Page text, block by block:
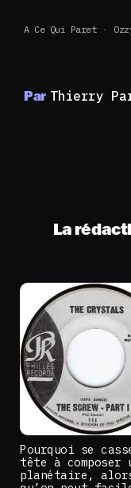
A Ce Qui Paret
Par Thierry
La
Pourquoi se
tête à composer
planétaire,